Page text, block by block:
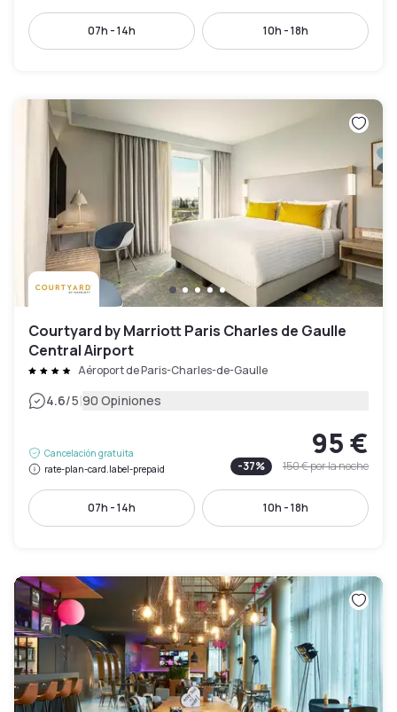
07h - 14h 10h - 18h
Courtyard by Marriott Paris Charles de Gaulle
Central Airport
Aéroport de Paris-Charles-de-Gaulle
4.6/5|90 Opiniones
Cancelación gratuita
rate-plan-card.label-prepaid
95 €
-37% 150 €por la noche
07h - 14h 10h - 18h